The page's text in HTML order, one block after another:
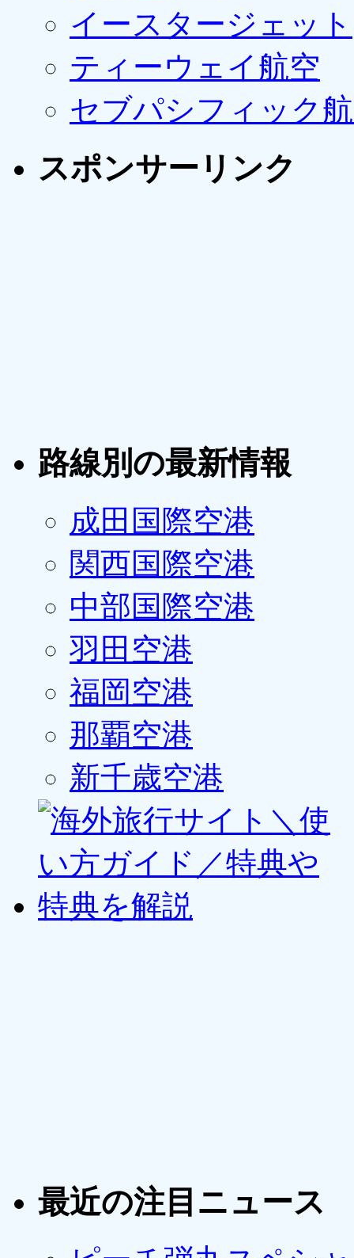
イースタージェット
ティーウェイ航空
セブパシフィック
スポンサーリンク
路線別の最新情報
成田国際空港
関西国際空港
中部国際空港
羽田空港
福岡空港
那覇空港
新千歳空港
最近の注目ニュース